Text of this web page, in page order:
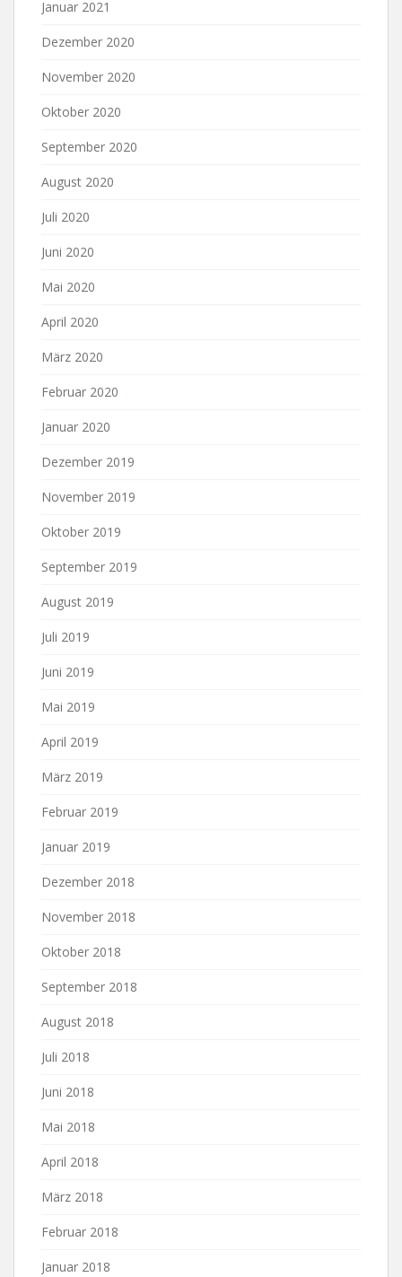
Januar 2021
Dezember 2020
November 2020
Oktober 2020
September 2020
August 2020
Juli 2020
Juni 2020
Mai 2020
April 2020
März 2020
Februar 2020
Januar 2020
Dezember 2019
November 2019
Oktober 2019
September 2019
August 2019
Juli 2019
Juni 2019
Mai 2019
April 2019
März 2019
Februar 2019
Januar 2019
Dezember 2018
November 2018
Oktober 2018
September 2018
August 2018
Juli 2018
Juni 2018
Mai 2018
April 2018
März 2018
Februar 2018
Januar 2018